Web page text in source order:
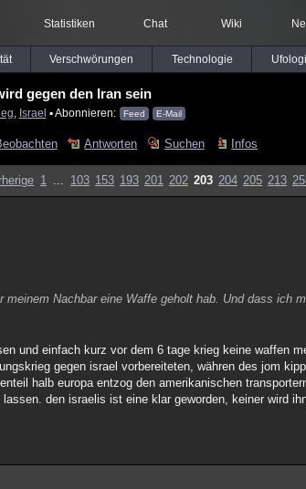
Statistiken Chat Wiki
Verschwörungen Technologie
gegen den Iran sein
Israel ▪ Abonnieren: Feed E-Mail
Antworten Suchen Infos
1 ... 103 153 193 201 202 203 204 205 213
Nachbar eine Waffe geholt hab. Und dass ich
und einfach kurz vor dem 6 tage krieg keine waffen
gegen israel vorbereiteten, währen des jom
halb europa entzog den amerikanischen
den israelis ist eine klar geworden, keiner wird